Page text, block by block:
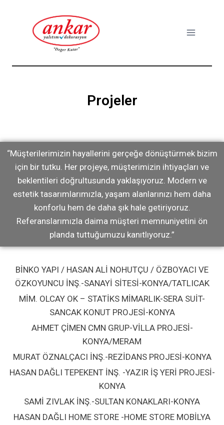
Projeler
“Müşterilerimizin hayallerini gerçeğe dönüştürmek bizim
için bir tutku. Her projeye, müşterimizin ihtiyaçları ve
beklentileri doğrultusunda yaklaşıyoruz. Modern ve
estetik tasarımlarımızla, yaşam alanlarınızı hem daha
konforlu hem de daha şık hale getiriyoruz.
Referanslarımızla daima müşteri memnuniyetini ön
planda tuttuğumuzu kanıtlıyoruz.”
BİNKO YAPI / HASAN ALİ NOHUTÇU / ÖZBOYACI VE
ÖZKOYUNCU İNŞ.-SANAYİ SİTESİ-KONYA/TATLICAK
MİM. OLCAY OK – STATİKS MİMARLIK-SERA SUİT-
SANCAK KONUT PROJESİ-KONYA
AHMET ÇİMEN CMN GRUP-VİLLA PROJESİ-
KONYA/MERAM
MURAT ÖZNALÇACI İNŞ.-REZİDANS PROJESİ-KONYA
HASAN DAĞLI TEPEKENT İNŞ. -YAZIR İŞ YERİ PROJESİ-
KONYA
SAMİ ZIVLAK İNŞ.-SULTAN KONAKLARI-KONYA
HASAN DAĞLI HOME STORE -HOME STORE MOBİLYA